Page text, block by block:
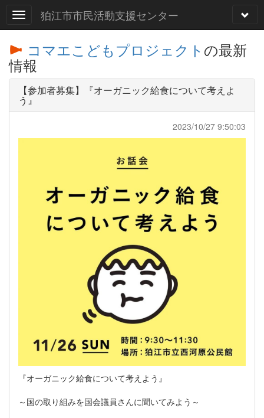
狛江市市民活動支援センター
コマエこどもプロジェクト の最新
情報
【参加者募集】『オーガニック給食について考えよ
う』
2023/10/27 9:50:03
『オーガニック給食について考えよう』
～国の取り組みを国会議員さんに聞いてみよう～